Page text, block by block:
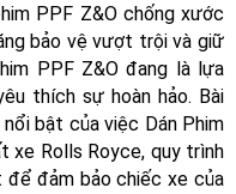
PPF Z&O chống xước
bảo vệ vượt trội và giữ
PPF Z&O đang là lựa
thích sự hoàn hảo. Bài
bật của việc Dán Phim
xe Rolls Royce, quy trình
đảm bảo chiếc xe của